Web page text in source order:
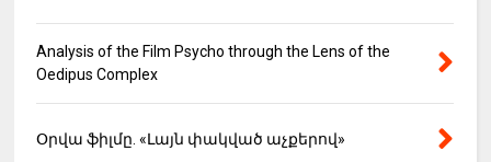
Analysis of the Film Psycho through the Lens of the
Oedipus Complex
Օրվա ֆիլմը. «Լայն փակված աչքերով»